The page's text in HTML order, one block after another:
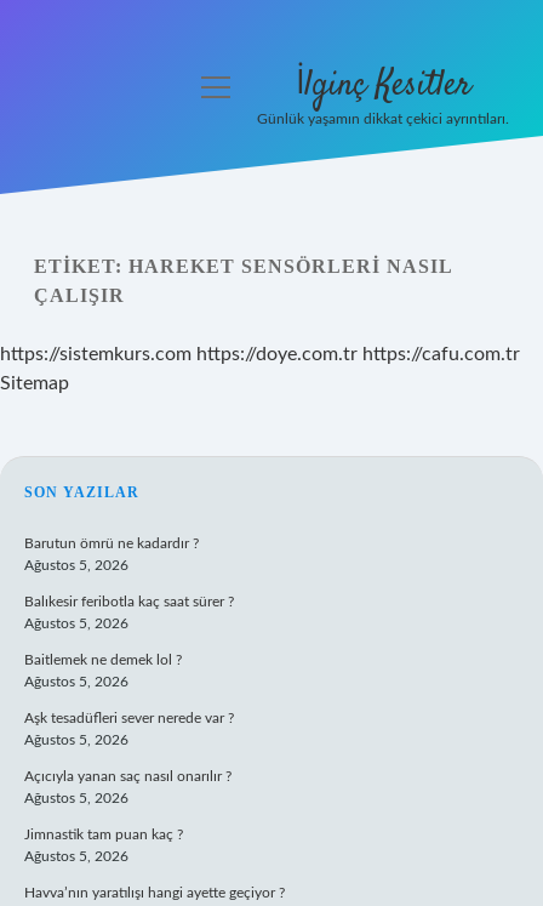
Yasal Uyarı
menüyü
İlginç Kesitler
Günlük yaşamın dikkat çekici ayrıntıları.
ETIKET: HAREKET SENSÖRLERI NASIL
ÇALIŞIR
https://sistemkurs.com https://doye.com.tr https://cafu.com.tr
Sitemap
SIDEBAR
SON YAZILAR
Barutun ömrü ne kadardır ?
Ağustos 5, 2026
Balıkesir feribotla kaç saat sürer ?
Ağustos 5, 2026
Baitlemek ne demek lol ?
Ağustos 5, 2026
Aşk tesadüfleri sever nerede var ?
Ağustos 5, 2026
Açıcıyla yanan saç nasıl onarılır ?
Ağustos 5, 2026
Jimnastik tam puan kaç ?
Ağustos 5, 2026
Havva’nın yaratılışı hangi ayette geçiyor ?